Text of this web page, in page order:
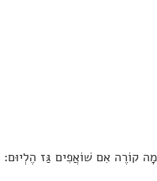
קוֹרֶה אִם שׁוֹאֲפִים גַּז הֶלְיוּם: